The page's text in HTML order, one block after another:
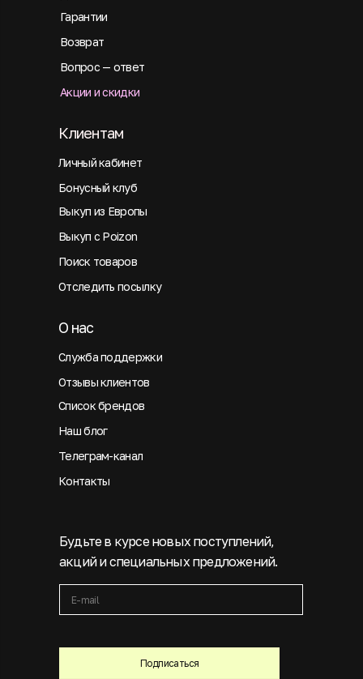
Подписаться
Будьте в курсе новых поступлений,
акций и специальных предложений.
Гарантии
Возврат
Вопрос — ответ
Акции и скидки
Личный кабинет
Клиентам
Бонусный клуб
Выкуп из Европы
Выкуп с Poizon
Поиск товаров
Отследить посылку
Служба поддержки
О нас
Отзывы клиентов
Список брендов
Наш блог
Телеграм-канал
Контакты